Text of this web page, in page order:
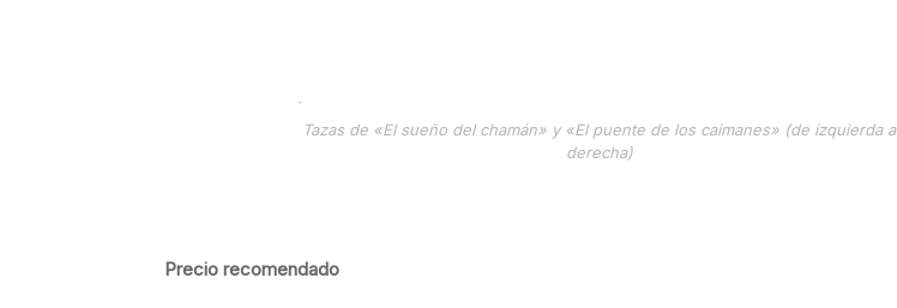
Tazas de «El sueño del chamán» y «El puente de los caimanes» (de izquierda a
derecha)
Precio recomendado